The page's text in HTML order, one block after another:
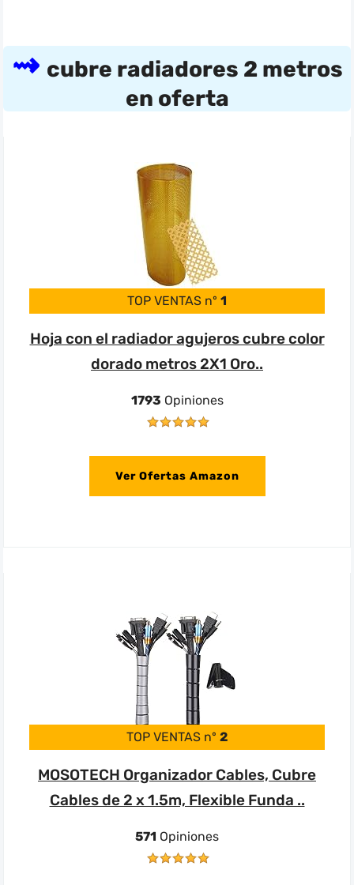
cubre radiadores 2 metros
en oferta
TOP VENTAS nº 1
Hoja con el radiador agujeros cubre color
dorado metros 2X1 Oro..
1793 Opiniones
Ver Ofertas Amazon
TOP VENTAS nº 2
MOSOTECH Organizador Cables, Cubre
Cables de 2 x 1.5m, Flexible Funda ..
571 Opiniones